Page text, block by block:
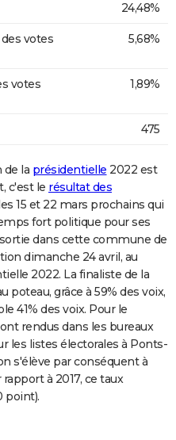
24,48%
votes
5,68%
votes
1,89%
475
de la présidentielle 2022 est
c'est le résultat des
15 et 22 mars prochains qui
fort politique pour ses
dans cette commune de
dimanche 24 avril, au
2022. La finaliste de la
grâce à 59% des voix,
41% des voix. Pour le
rendus dans les bureaux
les listes électorales à Ponts-
s'élève par conséquent à
à 2017, ce taux
point).